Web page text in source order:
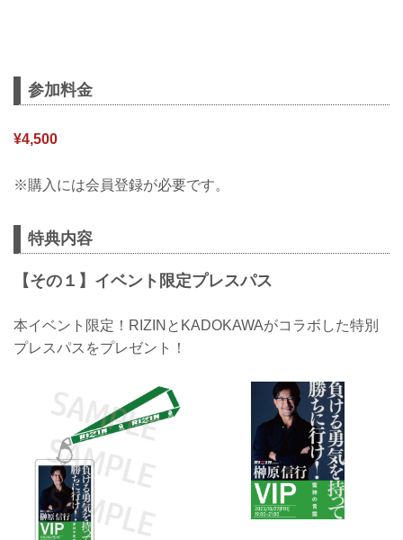
参加料金
¥4,500
※購入には会員登録が必要です。
特典内容
【その１】イベント限定プレスパス
本イベント限定！RIZINとKADOKAWAがコラボした特別
プレスパスをプレゼント！